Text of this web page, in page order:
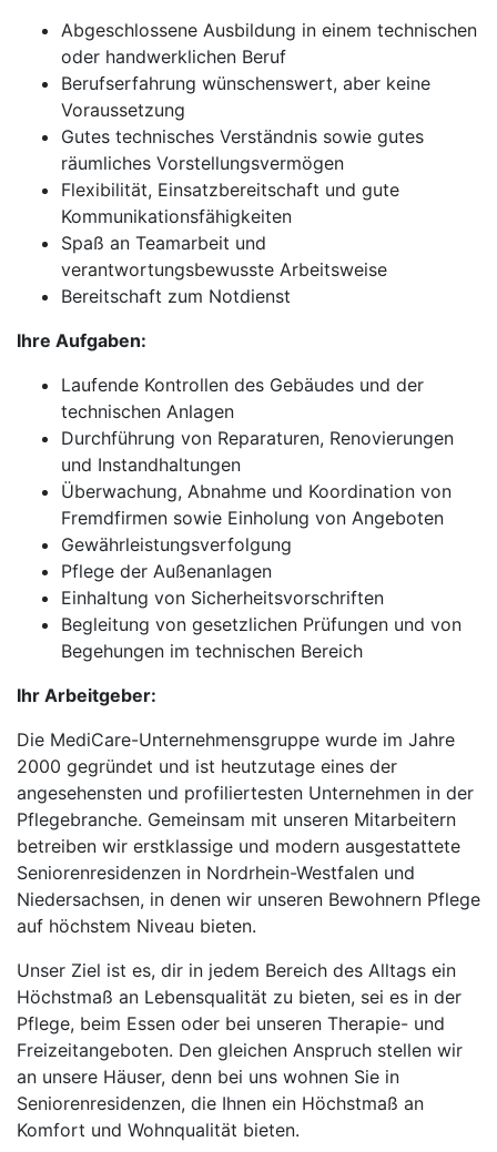
Abgeschlossene Ausbildung in einem technischen
oder handwerklichen Beruf
Berufserfahrung wünschenswert, aber keine
Voraussetzung
Gutes technisches Verständnis sowie gutes
räumliches Vorstellungsvermögen
Flexibilität, Einsatzbereitschaft und gute
Kommunikationsfähigkeiten
Spaß an Teamarbeit und
verantwortungsbewusste Arbeitsweise
Bereitschaft zum Notdienst
Ihre Aufgaben:
Laufende Kontrollen des Gebäudes und der
technischen Anlagen
Durchführung von Reparaturen, Renovierungen
und Instandhaltungen
Überwachung, Abnahme und Koordination von
Fremdfirmen sowie Einholung von Angeboten
Gewährleistungsverfolgung
Pflege der Außenanlagen
Einhaltung von Sicherheitsvorschriften
Begleitung von gesetzlichen Prüfungen und von
Begehungen im technischen Bereich
Ihr Arbeitgeber:
Die MediCare-Unternehmensgruppe wurde im Jahre
2000 gegründet und ist heutzutage eines der
angesehensten und profiliertesten Unternehmen in der
Pflegebranche. Gemeinsam mit unseren Mitarbeitern
betreiben wir erstklassige und modern ausgestattete
Seniorenresidenzen in Nordrhein-Westfalen und
Niedersachsen, in denen wir unseren Bewohnern Pflege
auf höchstem Niveau bieten.
Unser Ziel ist es, dir in jedem Bereich des Alltags ein
Höchstmaß an Lebensqualität zu bieten, sei es in der
Pflege, beim Essen oder bei unseren Therapie- und
Freizeitangeboten. Den gleichen Anspruch stellen wir
an unsere Häuser, denn bei uns wohnen Sie in
Seniorenresidenzen, die Ihnen ein Höchstmaß an
Komfort und Wohnqualität bieten.